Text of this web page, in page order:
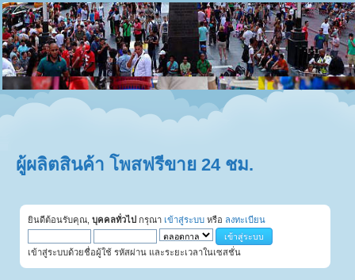
ผู้ผลิตสินค้า โพสฟรีขาย 24 ชม.
ยินดีต้อนรับคุณ, บุคคลทั่วไป กรุณา เข้าสู่ระบบ หรือ ลงทะเบียน
เข้าสู่ระบบด้วยชื่อผู้ใช้ รหัสผ่าน และระยะเวลาในเซสชั่น